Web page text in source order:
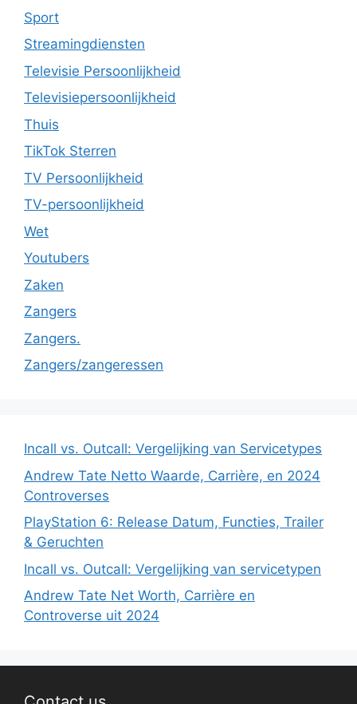
Sport
Streamingdiensten
Televisie Persoonlijkheid
Televisiepersoonlijkheid
Thuis
TikTok Sterren
TV Persoonlijkheid
TV-persoonlijkheid
Wet
Youtubers
Zaken
Zangers
Zangers.
Zangers/zangeressen
Incall vs. Outcall: Vergelijking van Servicetypes
Andrew Tate Netto Waarde, Carrière, en 2024
Controverses
PlayStation 6: Release Datum, Functies, Trailer
& Geruchten
Incall vs. Outcall: Vergelijking van servicetypen
Andrew Tate Net Worth, Carrière en
Controverse uit 2024